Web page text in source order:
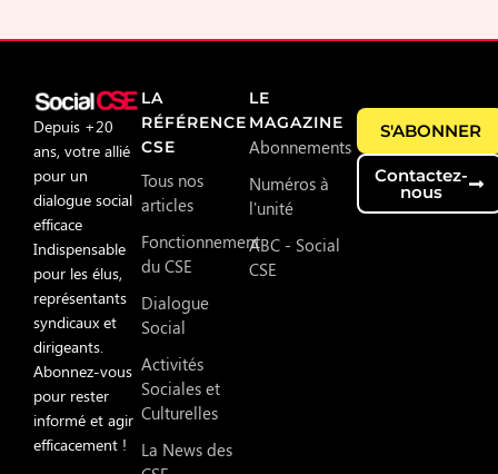
Depuis +20
ans, votre allié
pour un
dialogue social
efficace
Indispensable
pour les élus,
représentants
syndicaux et
dirigeants.
Abonnez-vous
pour rester
informé et agir
efficacement !
LA
RÉFÉRENCE
CSE
Tous nos
articles
Fonctionnement
du CSE
Dialogue
Social
Activités
Sociales et
Culturelles
La News des
LE
MAGAZINE
Abonnements
Numéros à
l'unité
ABC - Social
CSE
S'ABONNER
Contactez-
nous